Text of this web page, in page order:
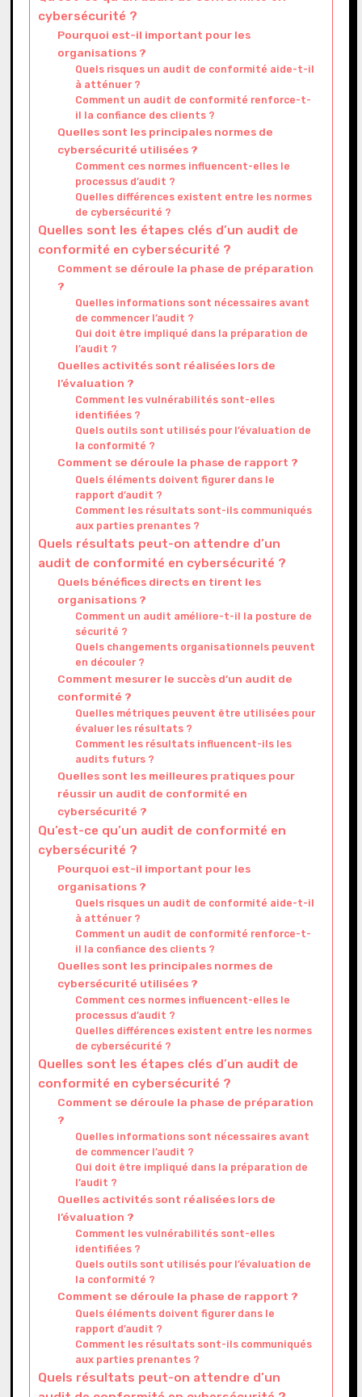
cybersécurité ?
Pourquoi est-il important pour les
organisations ?
Quels risques un audit de conformité aide-t-il
à atténuer ?
Comment un audit de conformité renforce-t-
il la confiance des clients ?
Quelles sont les principales normes de
cybersécurité utilisées ?
Comment ces normes influencent-elles le
processus d’audit ?
Quelles différences existent entre les normes
de cybersécurité ?
Quelles sont les étapes clés d’un audit de
conformité en cybersécurité ?
Comment se déroule la phase de préparation
?
Quelles informations sont nécessaires avant
de commencer l’audit ?
Qui doit être impliqué dans la préparation de
l’audit ?
Quelles activités sont réalisées lors de
l’évaluation ?
Comment les vulnérabilités sont-elles
identifiées ?
Quels outils sont utilisés pour l’évaluation de
la conformité ?
Comment se déroule la phase de rapport ?
Quels éléments doivent figurer dans le
rapport d’audit ?
Comment les résultats sont-ils communiqués
aux parties prenantes ?
Quels résultats peut-on attendre d’un
audit de conformité en cybersécurité ?
Quels bénéfices directs en tirent les
organisations ?
Comment un audit améliore-t-il la posture de
sécurité ?
Quels changements organisationnels peuvent
en découler ?
Comment mesurer le succès d’un audit de
conformité ?
Quelles métriques peuvent être utilisées pour
évaluer les résultats ?
Comment les résultats influencent-ils les
audits futurs ?
Quelles sont les meilleures pratiques pour
réussir un audit de conformité en
cybersécurité ?
Qu’est-ce qu’un audit de conformité en
cybersécurité ?
Pourquoi est-il important pour les
organisations ?
Quels risques un audit de conformité aide-t-il
à atténuer ?
Comment un audit de conformité renforce-t-
il la confiance des clients ?
Quelles sont les principales normes de
cybersécurité utilisées ?
Comment ces normes influencent-elles le
processus d’audit ?
Quelles différences existent entre les normes
de cybersécurité ?
Quelles sont les étapes clés d’un audit de
conformité en cybersécurité ?
Comment se déroule la phase de préparation
?
Quelles informations sont nécessaires avant
de commencer l’audit ?
Qui doit être impliqué dans la préparation de
l’audit ?
Quelles activités sont réalisées lors de
l’évaluation ?
Comment les vulnérabilités sont-elles
identifiées ?
Quels outils sont utilisés pour l’évaluation de
la conformité ?
Comment se déroule la phase de rapport ?
Quels éléments doivent figurer dans le
rapport d’audit ?
Comment les résultats sont-ils communiqués
aux parties prenantes ?
Quels résultats peut-on attendre d’un